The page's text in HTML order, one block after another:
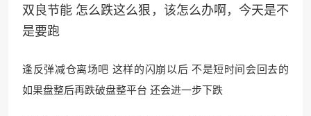
双良节能 怎么跌这么狠，该怎么办啊，今天是不
是要跑
逢反弹减仓离场吧 这样的闪崩以后 不是短时间会回去的
如果盘整后再跌破盘整平台 还会进一步下跌